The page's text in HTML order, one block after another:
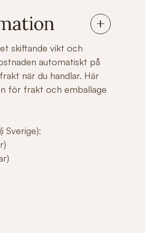
skiftande vikt och
automatiskt på
när du handlar. Här
för frakt och emballage
Sverige):